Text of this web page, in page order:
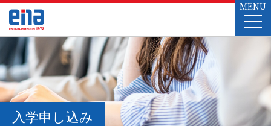
MENU
入学申し込み